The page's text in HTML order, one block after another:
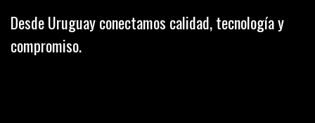
Desde Uruguay conectamos calidad, tecnología y
compromiso.